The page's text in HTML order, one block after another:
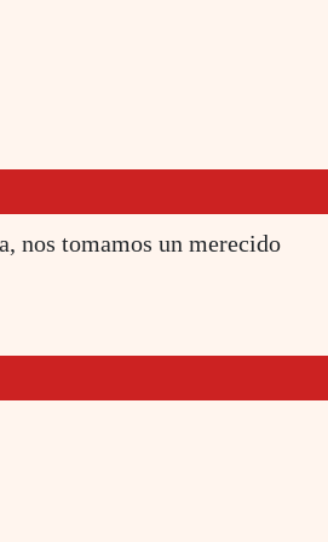
nos tomamos un merecido